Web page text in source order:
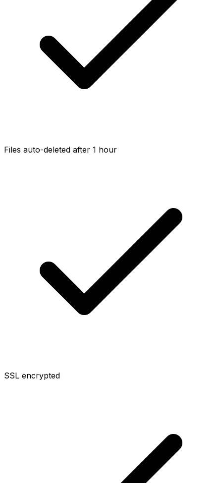
Files auto-deleted after 1 hour
SSL encrypted